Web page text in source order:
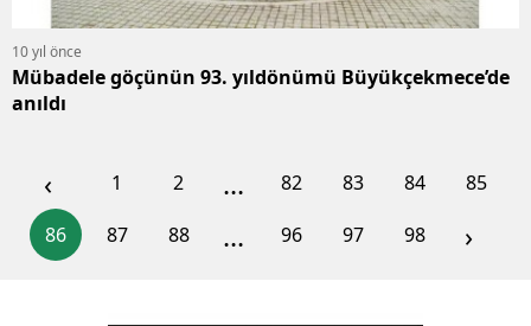
10 yıl önce
Mübadele göçünün 93. yıldönümü Büyükçekmece’de
anıldı
‹ 1 2 ... 82 83 84
85
86
87 88 ... 96 97 98 ›